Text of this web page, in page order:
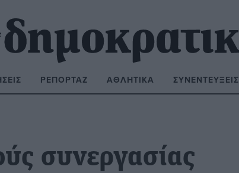
ΡΕΠΟΡΤΆΖ ΑΘΛΗΤΙΚΆ ΣΥΝΕΝΤΕΎΞΕΙΣ
συνεργασίας